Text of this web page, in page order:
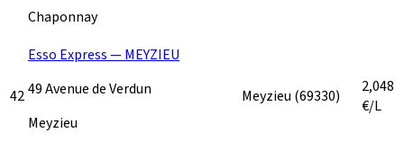
Chaponnay
42
Esso Express — MEYZIEU
49 Avenue de Verdun
Meyzieu
Meyzieu (69330)
2,048
€/L